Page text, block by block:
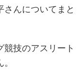
んについてまと
技のアスリート